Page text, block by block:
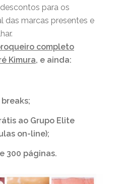
para os
das marcas presentes e
completo
Kimura, e ainda:
ao Grupo Elite
on-line);
300 páginas.